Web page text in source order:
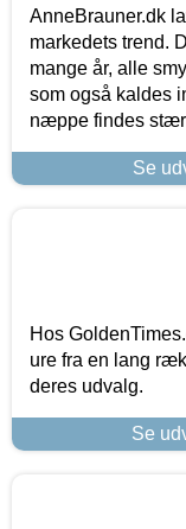
AnneBrauner.dk
markedets trend.
mange år, alle
som også kaldes
næppe findes
Se
Hos
ure fra en lang
deres udvalg.
Se